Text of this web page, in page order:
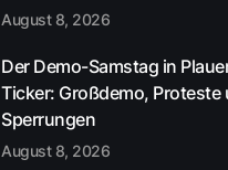
August 8, 2026
Der Demo-Samstag in
Ticker: Großdemo, Proteste
Sperrungen
August 8, 2026